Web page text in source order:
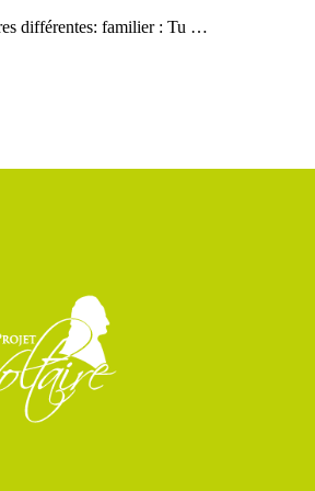
différentes: familier : Tu …